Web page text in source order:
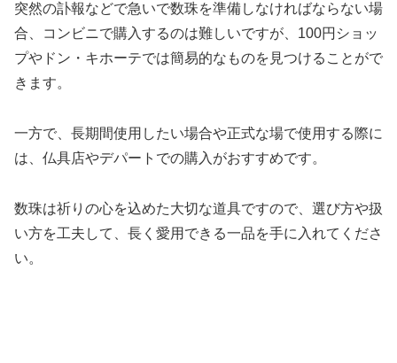
突然の訃報などで急いで数珠を準備しなければならない場
合、コンビニで購入するのは難しいですが、100円ショッ
プやドン・キホーテでは簡易的なものを見つけることがで
きます。
一方で、長期間使用したい場合や正式な場で使用する際に
は、仏具店やデパートでの購入がおすすめです。
数珠は祈りの心を込めた大切な道具ですので、選び方や扱
い方を工夫して、長く愛用できる一品を手に入れてくださ
い。